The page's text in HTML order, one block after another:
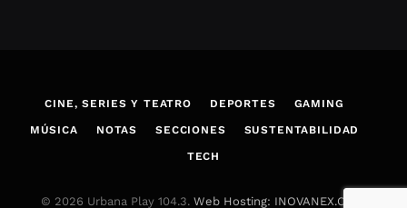
CINE, SERIES Y TEATRO DEPORTES GAMING
MÚSICA NOTAS SECCIONES SUSTENTABILIDAD
TECH
© 2026 Urbana Play 104.3. Web Hosting: INOVANEX.COM